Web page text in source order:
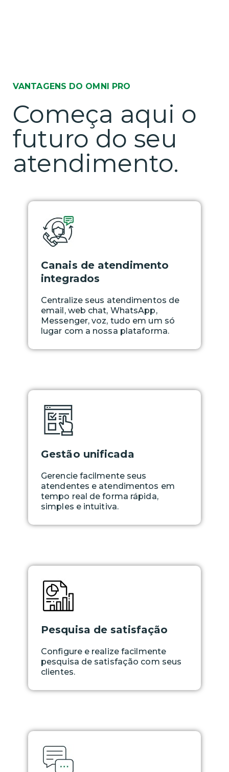
VANTAGENS DO OMNI PRO
Começa aqui o
futuro do seu
atendimento.
Canais de atendimento
integrados
Centralize seus atendimentos de
email, web chat, WhatsApp,
Messenger, voz, tudo em um só
lugar com a nossa plataforma.
Gestão unificada
Gerencie facilmente seus
atendentes e atendimentos em
tempo real de forma rápida,
simples e intuitiva.
Pesquisa de satisfação
Configure e realize facilmente
pesquisa de satisfação com seus
clientes.